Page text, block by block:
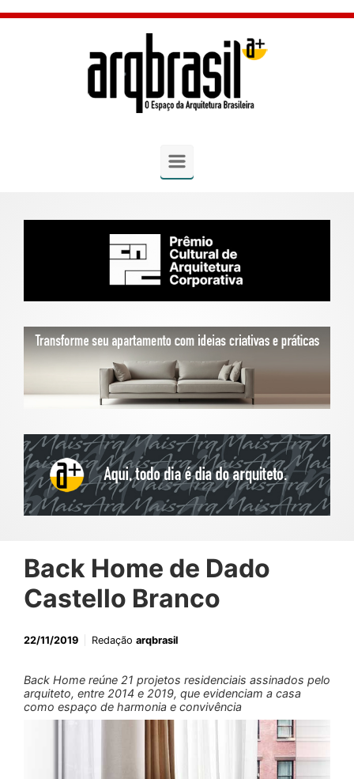
Skip to main content
Back Home de Dado
Castello Branco
22/11/2019 Redação arqbrasil
Back Home reúne 21 projetos residenciais assinados pelo
arquiteto, entre 2014 e 2019, que evidenciam a casa
como espaço de harmonia e convivência